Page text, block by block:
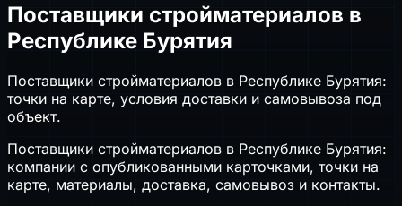
Поставщики стройматериалов в
Республике Бурятия
Поставщики стройматериалов в Республике Бурятия:
точки на карте, условия доставки и самовывоза под
объект.
Поставщики стройматериалов в Республике Бурятия:
компании с опубликованными карточками, точки на
карте, материалы, доставка, самовывоз и контакты.